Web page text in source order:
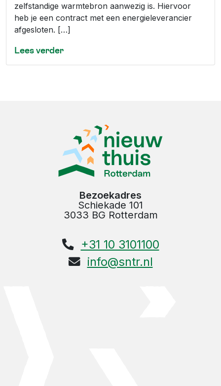
zelfstandige warmtebron aanwezig is. Hiervoor
heb je een contract met een energieleverancier
afgesloten. […]
Lees verder
Bezoekadres
Schiekade 101
3033 BG Rotterdam
+31 10 3101100
info@sntr.nl